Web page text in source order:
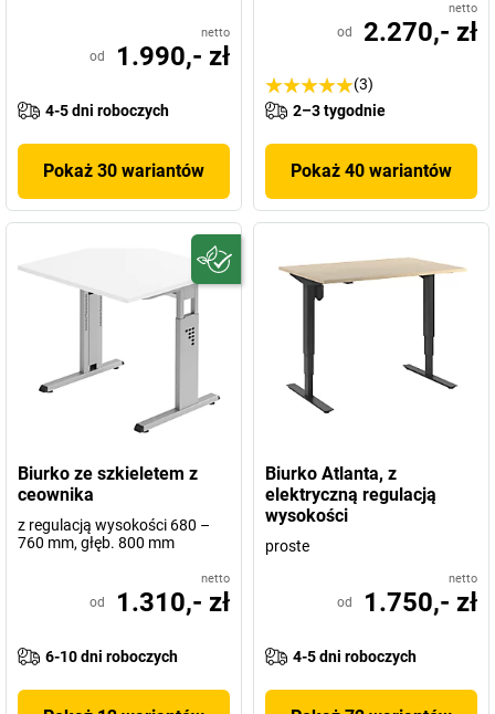
netto
od 1.990,- zł
4-5 dni roboczych
Pokaż 30 wariantów
netto
od 2.270,- zł
(3)
2–3 tygodnie
Pokaż 40 wariantów
Biurko ze szkieletem z
ceownika
z regulacją wysokości 680 –
760 mm, głęb. 800 mm
netto
od 1.310,- zł
6-10 dni roboczych
Biurko Atlanta, z
elektryczną regulacją
wysokości
proste
netto
od 1.750,- zł
4-5 dni roboczych